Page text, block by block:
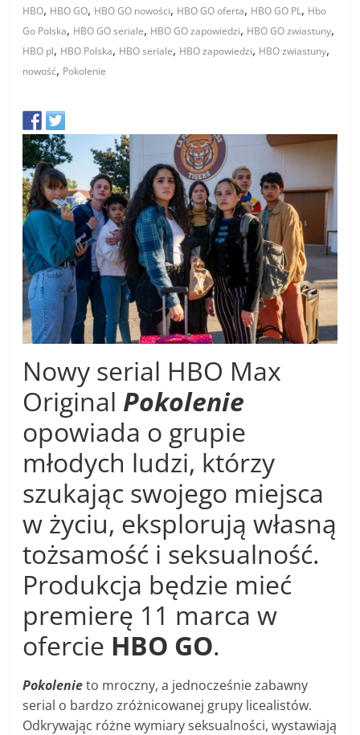
HBO, HBO GO, HBO GO nowości, HBO GO oferta, HBO GO PL, Hbo
Go Polska, HBO GO seriale, HBO GO zapowiedzi, HBO GO zwiastuny,
HBO pl, HBO Polska, HBO seriale, HBO zapowiedzi, HBO zwiastuny,
nowość, Pokolenie
Nowy serial HBO Max
Original Pokolenie
opowiada o grupie
młodych ludzi, którzy
szukając swojego miejsca
w życiu, eksplorują własną
tożsamość i seksualność.
Produkcja będzie mieć
premierę 11 marca w
ofercie HBO GO.
Pokolenieto mroczny, a jednocześnie zabawny
serial o bardzo zróżnicowanej grupy licealistów.
Odkrywając różne wymiary seksualności, wystawiają